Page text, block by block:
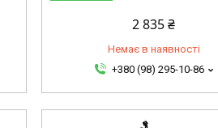
2 835 ₴
Немає в наявності
+380 (98) 295-10-86